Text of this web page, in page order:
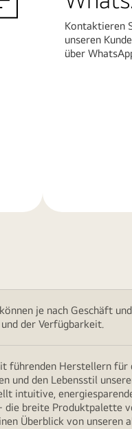
Kontaktieren
unseren
über
je nach Geschäft
der Verfügbarkeit.
führenden Herstellern
und den Lebensstil
intuitive,
die breite Produktpalette
Überblick von